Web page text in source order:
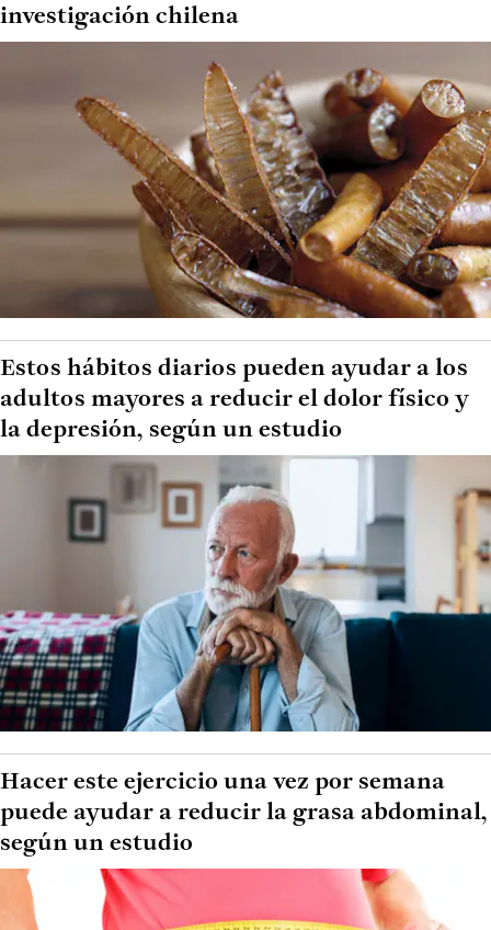
investigación chilena
Estos hábitos diarios pueden ayudar a los
adultos mayores a reducir el dolor físico y
la depresión, según un estudio
Hacer este ejercicio una vez por semana
puede ayudar a reducir la grasa abdominal,
según un estudio